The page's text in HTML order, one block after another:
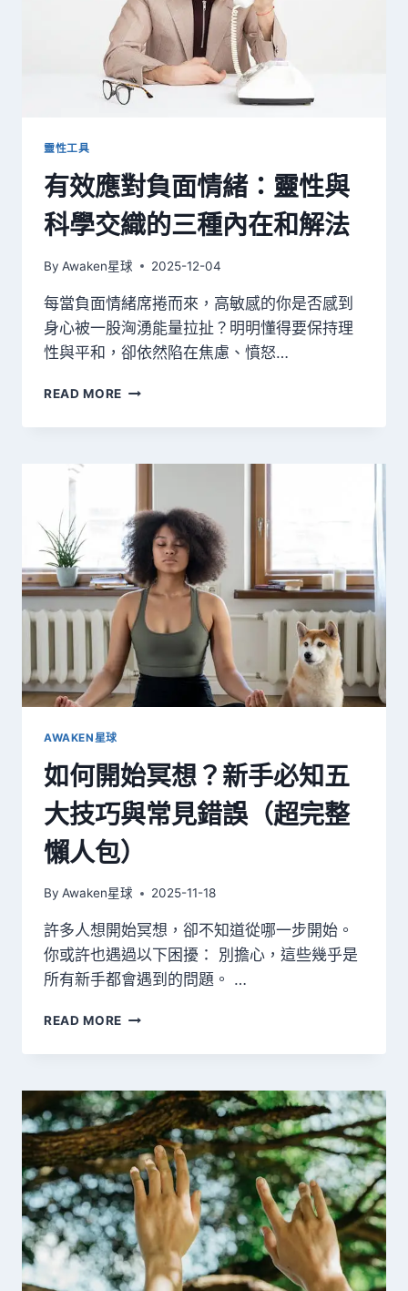
性
師
教
你
從
相
識
靈
魂
息
與
守
護
量
靈性工具
有效應對負面情緒：靈性與
科學交織的三種內在和解法
By Awaken星球 2025-12-04
每當負面情緒席捲而來，高敏感的你是否感到
身心被一股洶湧能量拉扯？明明懂得要保持理
性與平和，卻依然陷在焦慮、憤怒…
READ MORE
應
緒：
靈
性
與
科
學
交
織
的
三
和
解
法
AWAKEN星球
如何開始冥想？新手必知五
大技巧與常見錯誤（超完整
懶人包）
By Awaken星球 2025-11-18
許多人想開始冥想，卻不知道從哪一步開始。
你或許也遇過以下困擾： 別擔心，這些幾乎是
所有新手都會遇到的問題。 …
READ MORE
開
冥
想？
新
手
必
知
五
大
技
巧
與